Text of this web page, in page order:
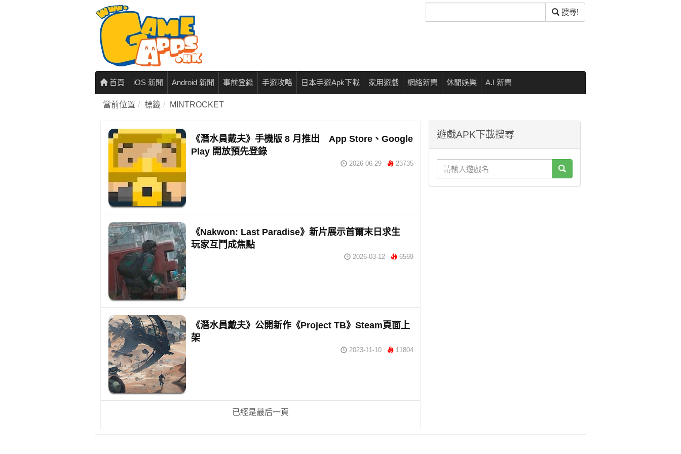
尋
搜尋!
首頁 iOS 新聞 Android 新聞 事前登錄 手遊攻略 日本手遊Apk下載 家用遊戲 網絡新聞 休閒娛樂 A.I 新聞
當前位置 標籤 MINTROCKET
《潛水員戴夫》手機版 8 月推出 App Store、Google
Play 開放預先登錄
2026-06-29 23735
《Nakwon: Last Paradise》新片展示首爾末日求生
玩家互鬥成焦點
2026-03-12 6569
《潛水員戴夫》公開新作《Project TB》Steam頁面上
架
2023-11-10 11804
已經是最后一頁
遊戲APK下載搜尋